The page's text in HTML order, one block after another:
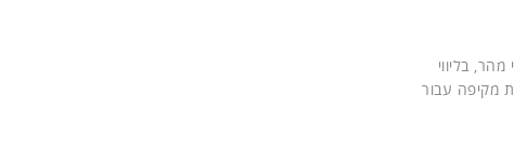
בליווי
מקיפה עבור